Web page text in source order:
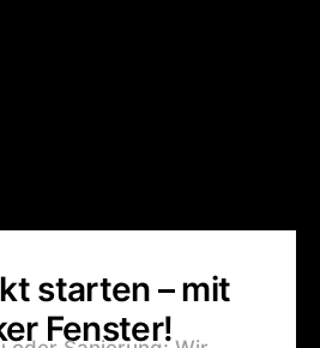
starten – mit
Fenster!